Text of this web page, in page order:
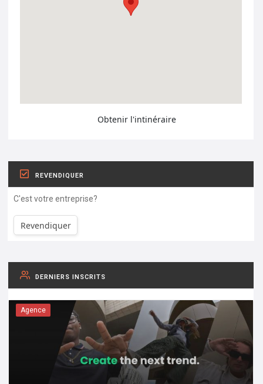
Obtenir l'intinéraire
REVENDIQUER
C'est votre entreprise?
Revendiquer
DERNIERS INSCRITS
Agence